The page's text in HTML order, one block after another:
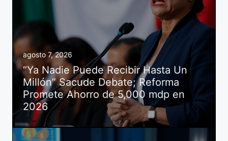
agosto 7, 2026
“Ya Nadie Puede Recibir Hasta Un
Millón” Sacude Debate; Reforma
Promete Ahorro de 5,000 mdp en
2026